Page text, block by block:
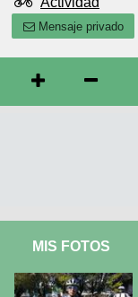
Mensaje privado
MIS FOTOS